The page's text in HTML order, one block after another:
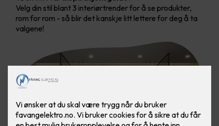
Velg din stil blant 3 interiørtrender for å se produkter,
rom for rom - så blir det kanskje litt lettere for deg å ta
valgene!